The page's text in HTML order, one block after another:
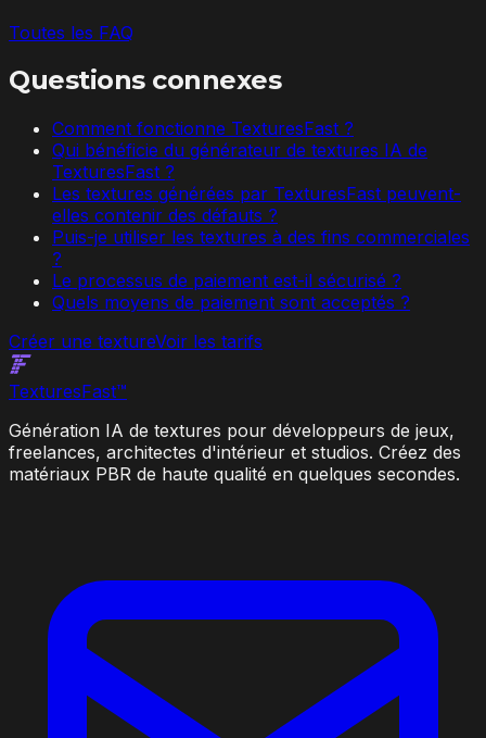
Toutes les FAQ
Questions connexes
Comment fonctionne TexturesFast ?
Qui bénéficie du générateur de textures IA de
TexturesFast ?
Les textures générées par TexturesFast peuvent-
elles contenir des défauts ?
Puis-je utiliser les textures à des fins commerciales
?
Le processus de paiement est-il sécurisé ?
Quels moyens de paiement sont acceptés ?
Créer une textureVoir les tarifs
TexturesFast™
Génération IA de textures pour développeurs de jeux,
freelances, architectes d'intérieur et studios. Créez des
matériaux PBR de haute qualité en quelques secondes.